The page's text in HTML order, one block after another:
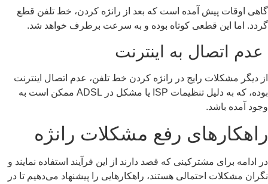
اوقات پیش آمده است که بعد از رانژه کردن، خط تلفن قطع
اما این قطعی کوتاه بوده و به سرعت برطرف خواهد شد.
اتصال به اینترنت
دیگر مشکلات رایج در رانژه کردن خط تلفن، عدم اتصال اینترنت
بوده، که به دلیل تنظیمات ISP یا مشکل در ADSL ممکن است به
آمده باشد.
رفع مشکلات رانژه
ادامه برای مشترکینی که قصد دارند از این فرآیند استفاده نمایند و
مشکلات احتمالی هستند، راهکارهایی را پیشنهاد می‌دهیم تا در